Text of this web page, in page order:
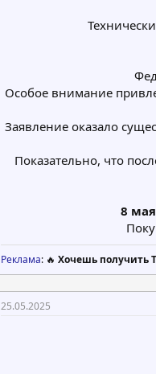
Особое внимание
Заявление оказало
Показательно, что
8 мая
Реклама: 🔥 Хочешь получить
25.05.2025